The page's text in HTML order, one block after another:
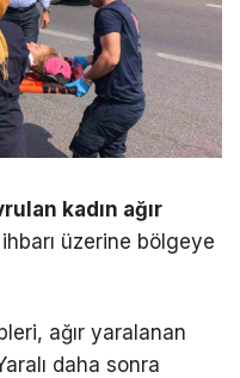
kadın ağır
üzerine bölgeye
ağır yaralanan
daha sonra